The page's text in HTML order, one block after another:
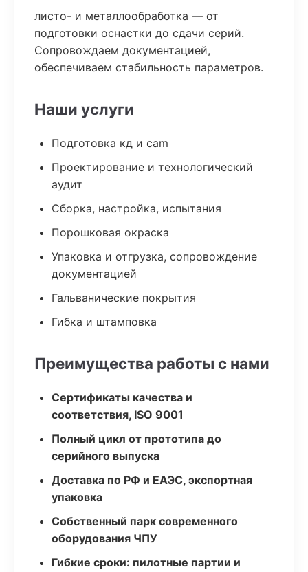
листо- и металлообработка — от
подготовки оснастки до сдачи серий.
Сопровождаем документацией,
обеспечиваем стабильность параметров.
Наши услуги
Подготовка кд и cam
Проектирование и технологический
аудит
Сборка, настройка, испытания
Порошковая окраска
Упаковка и отгрузка, сопровождение
документацией
Гальванические покрытия
Гибка и штамповка
Преимущества работы с нами
Сертификаты качества и
соответствия, ISO 9001
Полный цикл от прототипа до
серийного выпуска
Доставка по РФ и ЕАЭС, экспортная
упаковка
Собственный парк современного
оборудования ЧПУ
Гибкие сроки: пилотные партии и